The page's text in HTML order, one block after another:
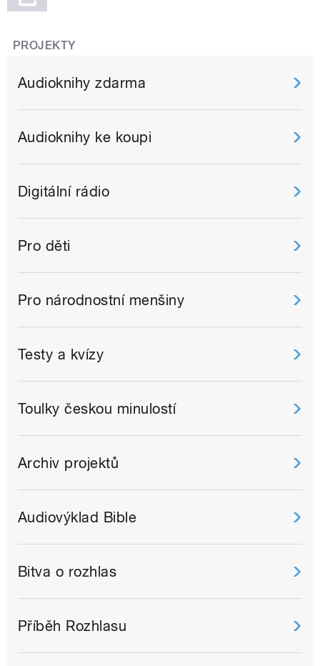
PROJEKTY
Audioknihy zdarma
Audioknihy ke koupi
Digitální rádio
Pro děti
Pro národnostní menšiny
Testy a kvízy
Toulky českou minulostí
Archiv projektů
Audiovýklad Bible
Bitva o rozhlas
Příběh Rozhlasu